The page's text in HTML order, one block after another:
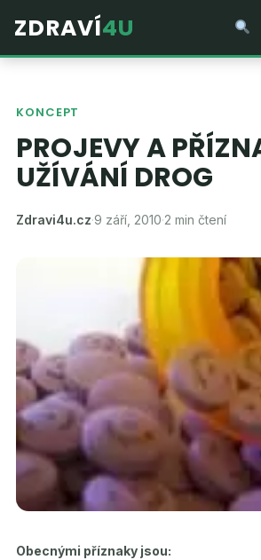
ZDRAVÍ4U
KONCEPT
PROJEVY A
UŽÍVÁNÍ DROG
Zdravi4u.cz·9 září, 2010·2 min čtení
Obecnými příznaky jsou: